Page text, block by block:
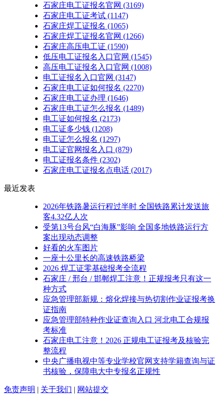
石家庄电工证报名官网 (3169)
石家庄电工证考试 (1147)
石家庄焊工证报名 (1065)
石家庄焊工证报名官网 (1266)
石家庄高压电工证 (1590)
低压电工证报名入口官网 (1545)
高压电工证报名入口官网 (1008)
电工证报名入口官网 (3147)
石家庄电工证如何报名 (2270)
石家庄电工证办理 (1646)
石家庄电工证怎么报名 (1489)
电工证如何报名 (2173)
电工证多少钱 (1208)
电工证怎么报名 (1297)
电工证官网报名入口 (879)
电工证报名条件 (2302)
石家庄电工证报名点电话 (2017)
最近发表
2026年铁路暑运行程过半时 全国铁路累计发送旅
客‌4.32亿人次‌
受第13号台风“白海豚”影响 全国多地铁路运行方
案出现动态调整
好看的火车图片
一座十公里长的高速铁路桥梁
2026 焊工证零基础报考全流程
石家庄 / 邢台 / 邯郸焊工注意！正规报考只有这一
种方式
应急管理部新规：熔化焊接与热切割作业证报考换
证指南
应急管理部特种作业证查询入口 河北电工合规报
考标准
石家庄电工注意！2026 正规电工证报考及核验完
整流程
中央广播电视中等专业学校官网支持学籍查询与证
书核验，保障电大中专报名正规性
免责声明 关于我们 网站提交